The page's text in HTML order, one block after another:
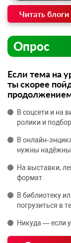
Читать блоги
Опрос
Если тема на
ты скорее
В соцсети и на
ролики и
В
нужны
На выставки,
формат.
В библиотеку
погрузиться в
Никуда — если